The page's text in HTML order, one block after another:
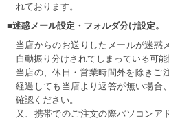
れております。
■迷惑メール設定・フォルダ分け設定。
当店からのお送りしたメールが迷惑
自動振り分けされてしまっている可能
当店の、休日・営業時間外を除きご
経過しても当店より返答が無い場合
確認ください。
又、携帯でのご注文の際パソコンア